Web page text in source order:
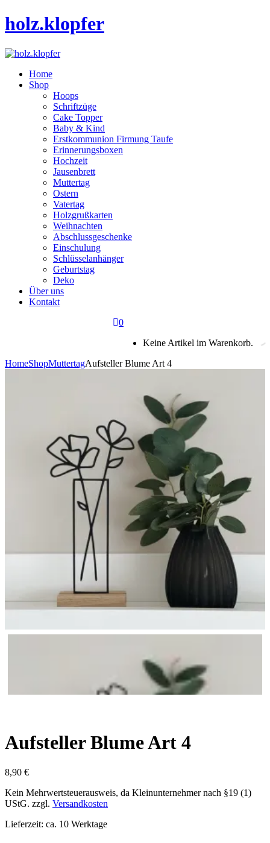
holz.klopfer
Home
Shop
Hoops
Schriftzüge
Cake Topper
Baby & Kind
Erstkommunion Firmung Taufe
Erinnerungsboxen
Hochzeit
Jausenbrett
Muttertag
Ostern
Vatertag
Holzgrußkarten
Weihnachten
Abschlussgeschenke
Einschulung
Schlüsselanhänger
Geburtstag
Deko
Über uns
Kontakt
0
Keine Artikel im Warenkorb.
HomeShopMuttertagAufsteller Blume Art 4
Aufsteller Blume Art 4
8,90 €
Kein Mehrwertsteuerausweis, da Kleinunternehmer nach §19 (1)
UStG. zzgl. Versandkosten
Lieferzeit: ca. 10 Werktage